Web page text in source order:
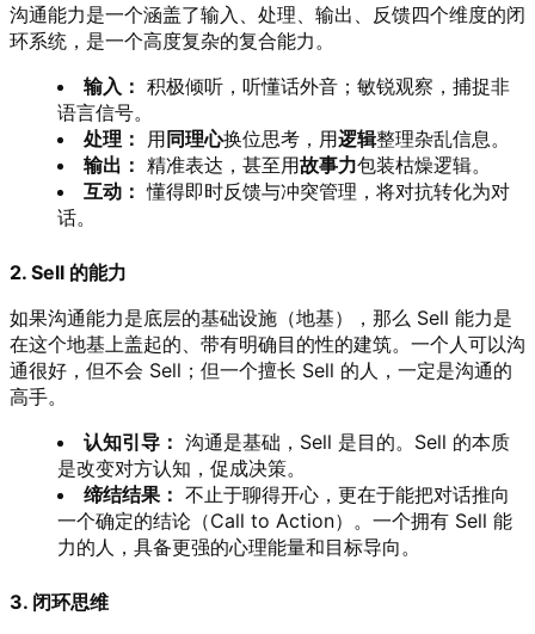
沟通能力是一个涵盖了输入、处理、输出、反馈四个维度的闭
环系统，是一个高度复杂的复合能力。
输入： 积极倾听，听懂话外音；敏锐观察，捕捉非
语言信号。
处理： 用 同理心换位思考，用逻辑整理杂乱信息。
输出： 精准表达，甚至用故事力包装枯燥逻辑。
互动： 懂得即时反馈与冲突管理，将对抗转化为对
话。
2. Sell 的能力
如果沟通能力是底层的基础设施（地基），那么 Sell 能力是
在这个地基上盖起的、带有明确目的性的建筑。一个人可以沟
通很好，但不会 Sell；但一个擅长 Sell 的人，一定是沟通的
高手。
认知引导： 沟通是基础，Sell 是目的。Sell 的本质
是改变对方认知，促成决策。
缔结结果： 不止于聊得开心，更在于能把对话推向
一个确定的结论（Call to Action）。一个拥有 Sell 能
力的人，具备更强的心理能量和目标导向。
3. 闭环思维